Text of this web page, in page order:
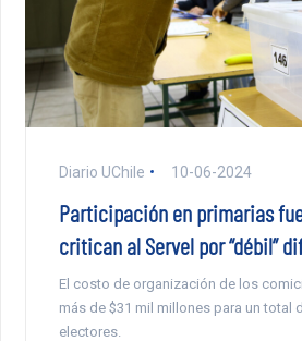
Diario UChile 10-06-2024
Participación en primarias
critican al Servel por “débil”
El costo de organización de los
más de $31 mil millones para un total
electores.